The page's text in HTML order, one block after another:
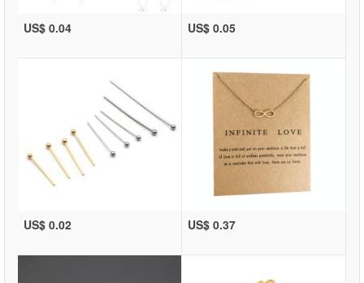
US$ 0.04 US$ 0.05
US$ 0.02 US$ 0.37